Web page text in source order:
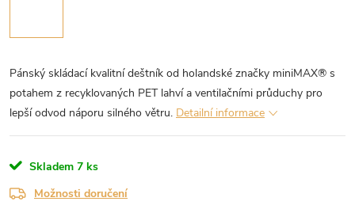
Pánský skládací kvalitní deštník od holandské značky miniMAX® s
potahem z recyklovaných PET lahví a ventilačními průduchy pro
lepší odvod náporu silného větru. Detailní informace
Skladem 7 ks
Možnosti doručení